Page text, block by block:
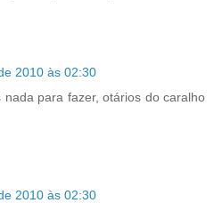
2010 às 02:30
para fazer, otários do caralho
2010 às 02:30